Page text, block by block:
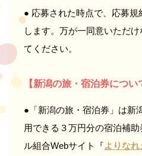
● 応募された時点で、応募
します。万が一同意いただ
てください。
【新潟の旅・宿泊券につい
●「新潟の旅・宿泊券」は新
用できる３万円分の宿泊補
ル組合Webサイト『よりな